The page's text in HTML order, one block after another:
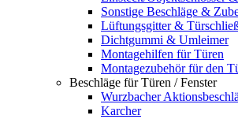
Sonstige Beschläge &
Lüftungsgitter &
Dichtgummi & Umleimer
Montagehilfen für Türen
Montagezubehör für den
Beschläge für Türen / Fenster
Wurzbacher
Karcher